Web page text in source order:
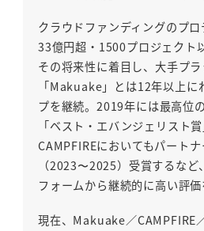
クラウドファンディングのプ
33億円超・1500プロジェクト
その将来性に着目し、大手プ
「Makuake」とは12年以上に
プを継続。2019年には最高位
「ベスト・エバンジェリスト賞
CAMPFIREにおいてもパート
（2023〜2025）受賞するな
フォームから継続的に高い評価
現在、Makuake／CAMPFIRE